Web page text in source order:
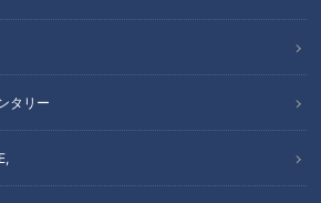
タリー
～16:30
tv/unkosensei/
を突破した大人気教材「うんこドリ
を主人公に描いた「おはよう！うんこ先
メ化！